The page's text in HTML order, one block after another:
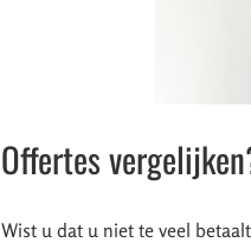
Offertes
Wist u dat u niet te veel